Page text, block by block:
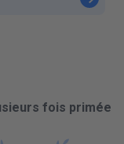
fois primée